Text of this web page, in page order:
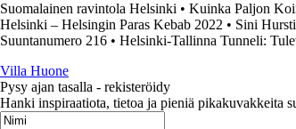
Suomalainen ravintola Helsinki • Kuinka Paljon
Helsinki – Helsingin Paras Kebab 2022 • Sini
Suuntanumero 216 • Helsinki-Tallinna Tunneli:
Villa Huone
Pysy ajan tasalla - rekisteröidy
Hanki inspiraatiota, tietoa ja pieniä pikakuvakkeita